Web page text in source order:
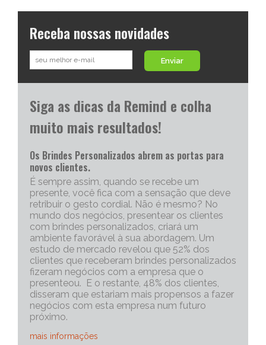
Receba nossas novidades
Enviar
Siga as dicas da Remind e colha
muito mais resultados!
Os Brindes Personalizados abrem as portas para
novos clientes.
É sempre assim, quando se recebe um
presente, você fica com a sensação que deve
retribuir o gesto cordial. Não é mesmo? No
mundo dos negócios, presentear os clientes
com brindes personalizados, criará um
ambiente favorável à sua abordagem. Um
estudo de mercado revelou que 52% dos
clientes que receberam brindes personalizados
fizeram negócios com a empresa que o
presenteou. E o restante, 48% dos clientes,
disseram que estariam mais propensos a fazer
negócios com esta empresa num futuro
próximo.
mais informações